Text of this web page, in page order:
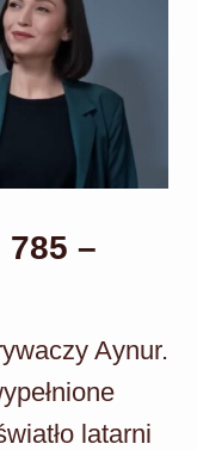
785 –
Aynur.
latarni